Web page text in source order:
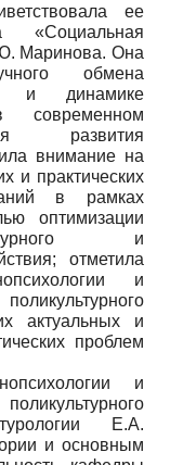
ее
«Социальная
Маринова. Она
обмена
и динамике
современном
развития
внимание на
и практических
в рамках
оптимизации
и
отметила
и
актуальных и
проблем
и
Е.А.
и основным